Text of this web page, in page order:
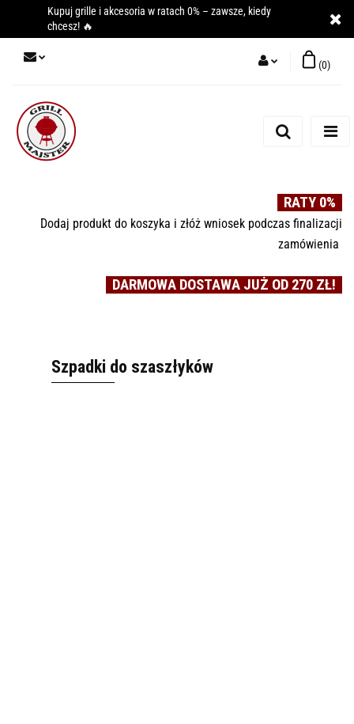
Kupuj grille i akcesoria w ratach 0% – zawsze, kiedy
chcesz! 🔥
Zarejestruj się
(0)
RATY 0%
Dodaj produkt do koszyka i złóż wniosek podczas finalizacji
zamówienia
DARMOWA DOSTAWA JUŻ OD 270 ZŁ!
Szpadki do szaszłyków